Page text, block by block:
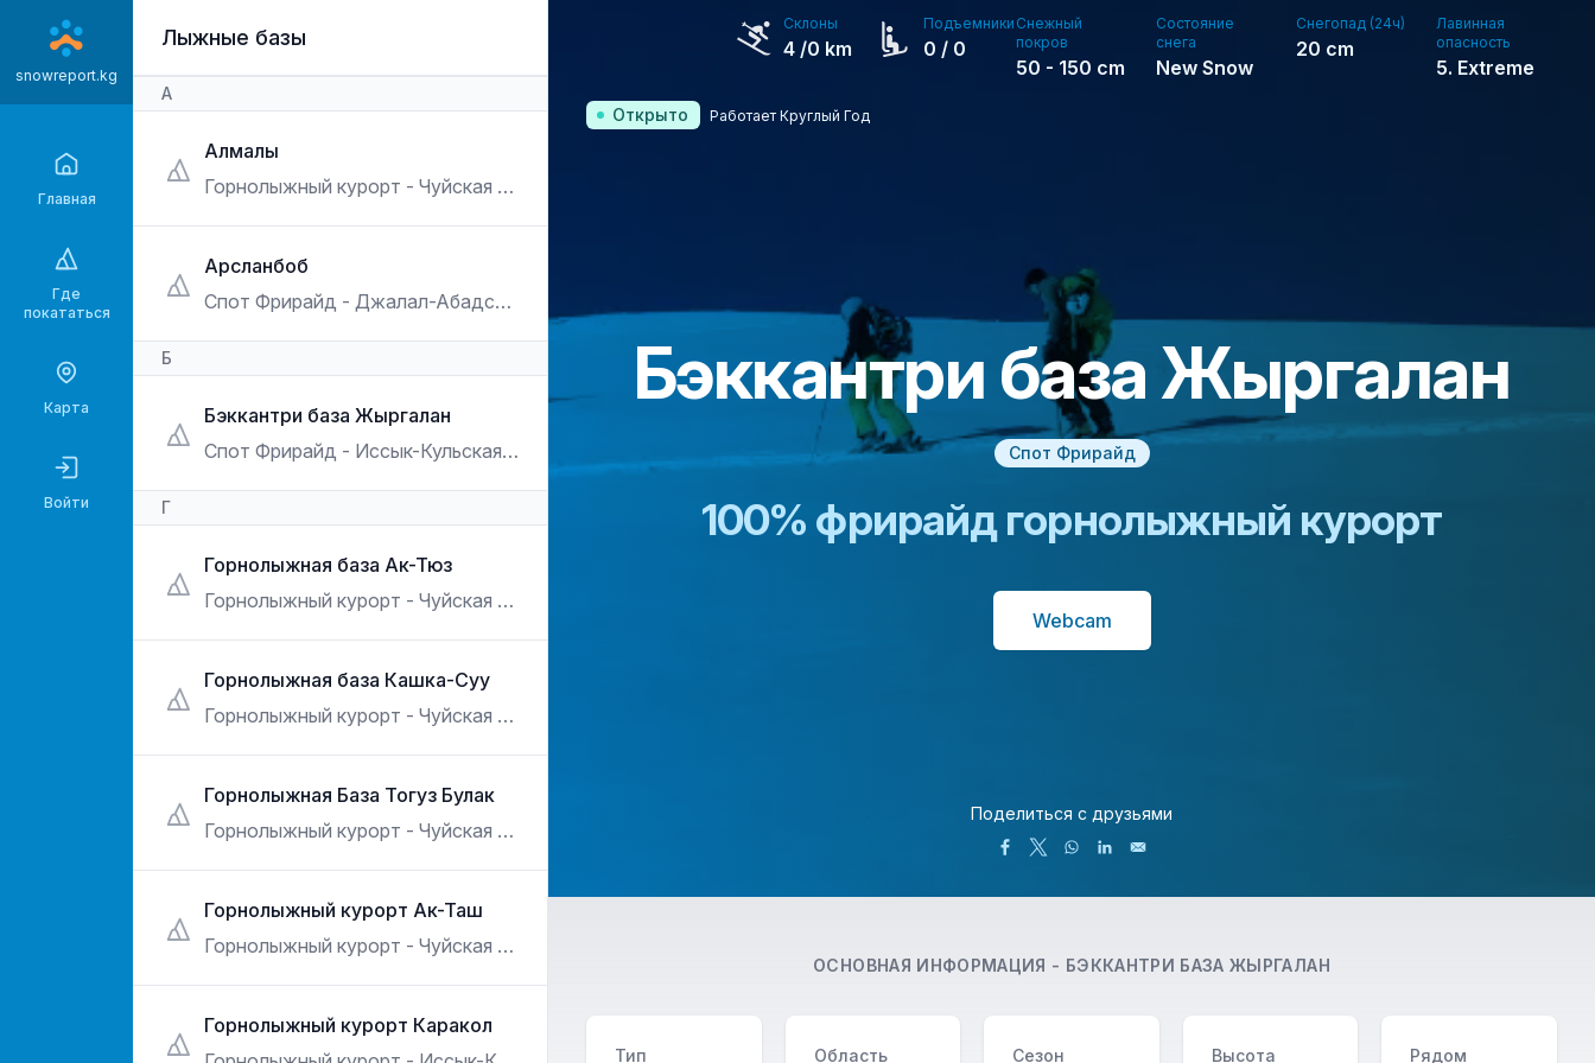
Перейти
основному
содержанию
snowreport.kg
Главная
Где
покататься
Карта
Войти
Лыжные базы
А
Алмалы
Горнолыжный курорт - Чуйская обл.
Арсланбоб
Спот Фрирайд - Джалал-Абадская обл.
Б
Бэккантри база Жыргалан
Спот Фрирайд - Иссык-Кульская обл.
Г
Горнолыжная база Ак-Тюз
Горнолыжный курорт - Чуйская обл.
Горнолыжная база Кашка-Суу
Горнолыжный курорт - Чуйская обл.
Горнолыжная База Тогуз Булак
Горнолыжный курорт - Чуйская обл.
Горнолыжный курорт Ак-Таш
Горнолыжный курорт - Чуйская обл.
Горнолыжный курорт Каракол
Склоны
4 /0 km
Подъемники
0 / 0
Снежный
покров
50 - 150 cm
Состояние
снега
New Snow
Снегопад (24ч)
20 cm
Лавинная
опасность
5. Extreme
Открыто Работает Круглый Год
Бэккантри база Жыргалан
Спот Фрирайд
100% фрирайд горнолыжный курорт
Webcam
Поделиться с друзьями
ОСНОВНАЯ ИНФОРМАЦИЯ - БЭККАНТРИ БАЗА ЖЫРГАЛАН
Тип Область Сезон Высота Рядом